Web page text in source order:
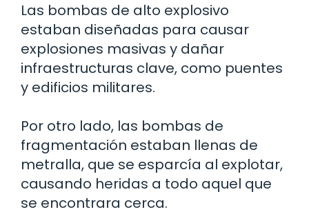
Las bombas de alto explosivo
estaban diseñadas para causar
explosiones masivas y dañar
infraestructuras clave, como puentes
y edificios militares.
Por otro lado, las bombas de
fragmentación estaban llenas de
metralla, que se esparcía al explotar,
causando heridas a todo aquel que
se encontrara cerca.